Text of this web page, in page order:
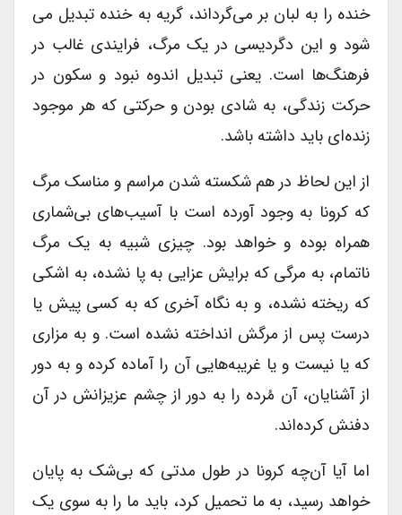
خنده را به لبان بر می‌گرداند، گریه به خنده تبدیل می
شود و این دگردیسی در یک مرگ، فرایندی غالب در
فرهنگ‌ها است. یعنی تبدیل اندوه نبود و سکون در
حرکت زندگی، به شادی بودن و حرکتی که هر موجود
زنده‌ای باید داشته باشد.
از این لحاظ در هم شکسته شدن مراسم و مناسک مرگ
که کرونا به وجود آورده است با آسیب‌های بی‌شماری
همراه بوده و خواهد بود. چیزی شبیه به یک مرگ
ناتمام، به مرگی که برایش عزایی به پا نشده، به اشکی
که ریخته نشده، و به نگاه آخری که به کسی پیش یا
درست پس از مرگش انداخته نشده است. و به مزاری
که یا نیست و یا غریبه‌هایی آن را آماده کرده و به دور
از آشنایان، آن‌ مُرده را به دور از چشم عزیزانش در آن
دفنش کرده‌اند.
اما آیا آن‌چه کرونا در طول مدتی که بی‌شک به پایان
خواهد رسید، به ما تحمیل کرد، باید ما را به سوی یک